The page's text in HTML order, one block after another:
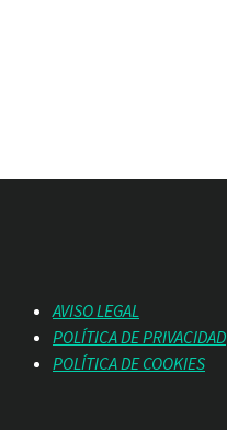
AVISO LEGAL
POLÍTICA DE PRIVACIDAD
POLÍTICA DE COOKIES